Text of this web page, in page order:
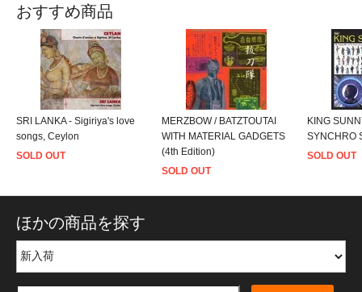
おすすめ商品
SRI LANKA - Sigiriya's love
songs, Ceylon
SOLD OUT
MERZBOW / BATZTOUTAI
WITH MATERIAL GADGETS
(4th Edition)
SOLD OUT
KING
SYNCHRO
SOLD OUT
ほかの商品を探す